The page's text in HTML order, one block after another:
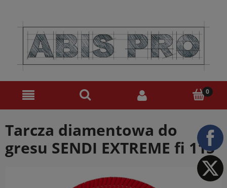
Tarcza diamentowa do
gresu SENDI EXTREME fi 115